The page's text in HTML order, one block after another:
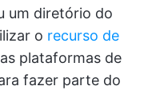
um diretório do
o recurso de
plataformas de
fazer parte do